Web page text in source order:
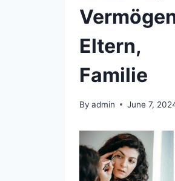
Eltern,
Familie
By admin June 7,